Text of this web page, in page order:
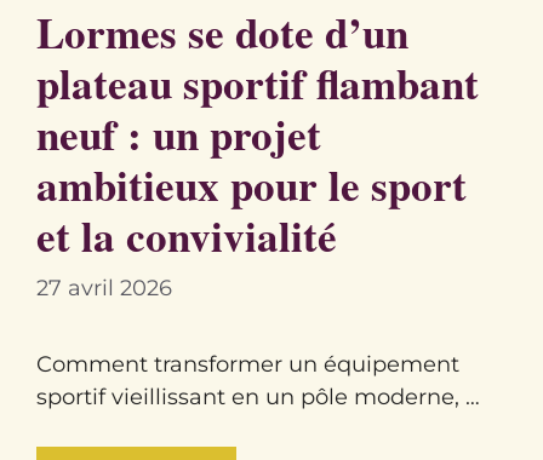
Lormes se dote d’un
plateau sportif flambant
neuf : un projet
ambitieux pour le sport
et la convivialité
27 avril 2026
Comment transformer un équipement
sportif vieillissant en un pôle moderne, …